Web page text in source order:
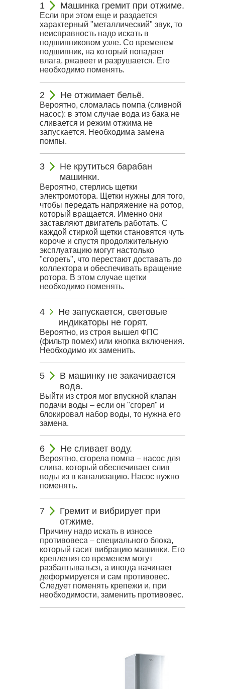
Машинка гремит при отжиме.
Если при этом еще и раздается
характерный "металлический" звук, то
неисправность надо искать в
подшипниковом узле. Со временем
подшипник, на который попадает
влага, ржавеет и разрушается. Его
необходимо поменять.
Не отжимает бельё.
Вероятно, сломалась помпа (сливной
насос): в этом случае вода из бака не
сливается и режим отжима не
запускается. Необходима замена
помпы.
Не крутиться барабан
машинки.
Вероятно, стерлись щетки
электромотора. Щетки нужны для того,
чтобы передать напряжение на ротор,
который вращается. Именно они
заставляют двигатель работать. С
каждой стиркой щетки становятся чуть
короче и спустя продолжительную
эксплуатацию могут настолько
"сгореть", что перестают доставать до
коллектора и обеспечивать вращение
ротора. В этом случае щетки
необходимо поменять.
Не запускается, световые
индикаторы не горят.
Вероятно, из строя вышел ФПС
(фильтр помех) или кнопка включения.
Необходимо их заменить.
В машинку не закачивается
вода.
Выйти из строя мог впускной клапан
подачи воды – если он "сгорел" и
блокировал набор воды, то нужна его
замена.
Не сливает воду.
Вероятно, сгорела помпа – насос для
слива, который обеспечивает слив
воды из в канализацию. Насос нужно
поменять.
Гремит и вибрирует при
отжиме.
Причину надо искать в износе
противовеса – специального блока,
который гасит вибрацию машинки. Его
крепления со временем могут
разбалтываться, а иногда начинает
деформируется и сам противовес.
Следует поменять крепежи и, при
необходимости, заменить противовес.